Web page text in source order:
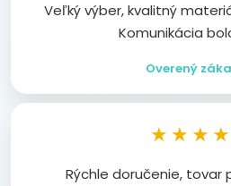
Veľký výber, kvalitný
Komunikácia
Overený
Rýchle doručenie, tovar